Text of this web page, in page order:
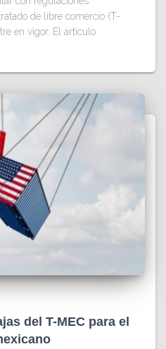
de libre comercio (T-
en vigor. El artículo
del T-MEC para el